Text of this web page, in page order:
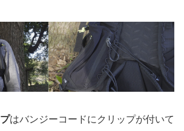
はバンジーコードにクリップが付いて